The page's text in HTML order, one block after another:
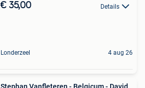
€ 35,00 Details
Londerzeel 4 aug 26